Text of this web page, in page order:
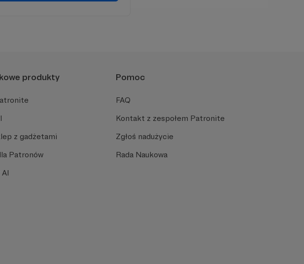
produkty
z gadżetami
Patronów
Pomoc
FAQ
Kontakt z zespołem Patronite
Zgłoś nadużycie
Rada Naukowa